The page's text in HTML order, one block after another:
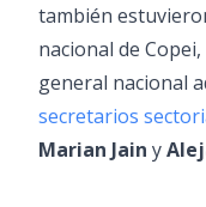
también
nacional de Copei,
general nacional
secretarios
Marian Jain y